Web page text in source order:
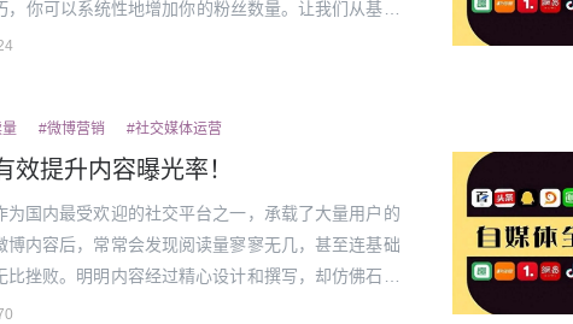
，你可以系统性地增加你的粉丝数量。让我们从基础
，定位清晰内容是微博涨粉的核心。无论是文字、
#微博营销 #社交媒体运营
提升内容曝光率！
国内最受欢迎的社交平台之一，承载了大量用户的
内容后，常常会发现阅读量寥寥无几，甚至连基础
挫败。明明内容经过精心设计和撰写，却仿佛石沉
么在影响你的内容传播呢？1.微博阅读量背后的算